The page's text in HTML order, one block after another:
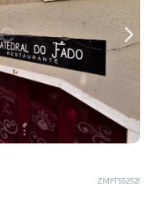
ZMPT552521